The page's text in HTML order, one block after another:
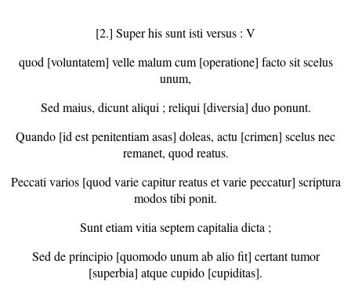
[2.] Super his sunt isti versus : V
quod [voluntatem] velle malum cum [operatione] facto sit scelus
unum,
Sed maius, dicunt aliqui ; reliqui [diversia] duo ponunt.
Quando [id est penitentiam asas] doleas, actu [crimen] scelus nec
remanet, quod reatus.
Peccati varios [quod varie capitur reatus et varie peccatur] scriptura
modos tibi ponit.
Sunt etiam vitia septem capitalia dicta ;
Sed de principio [quomodo unum ab alio fit] certant tumor
[superbia] atque cupido [cupiditas].